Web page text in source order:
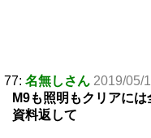
77: 名無しさん 2019/05/
M9も照明もクリアに
資料返して